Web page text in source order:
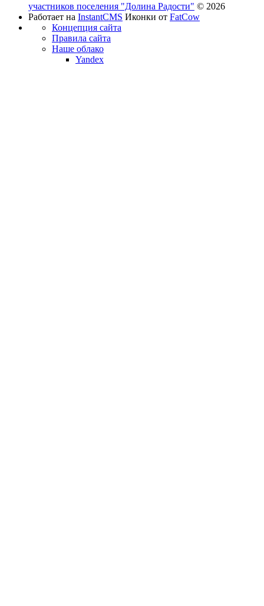
участников поселения "Долина Радости" © 2026
Работает на InstantCMS Иконки от FatCow
Концепция сайта
Правила сайта
Наше облако
Yandex